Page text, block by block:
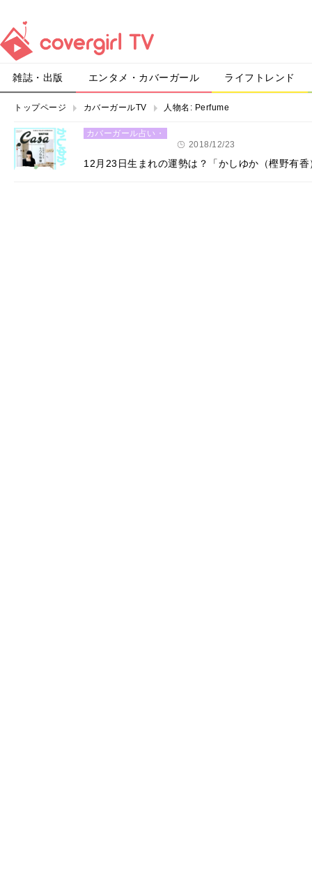
雑誌・出版 エンタメ・カバーガール ライフトレンド
トップページ カバーガールTV 人物名: Perfume
カバーガール占い・
2018/12/23
12月23日生まれの運勢は？「かしゆか（樫野有